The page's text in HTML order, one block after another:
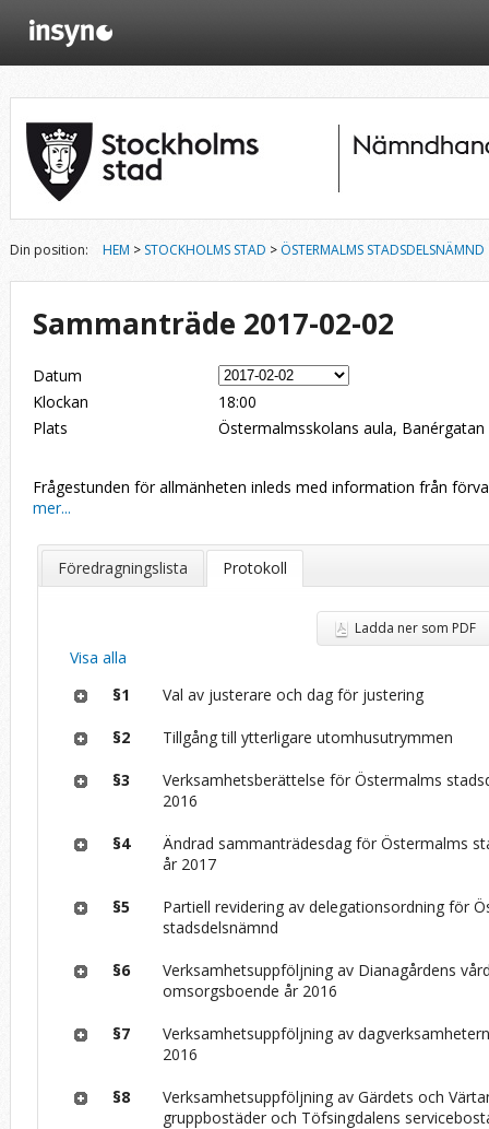
Din position: HEM > STOCKHOLMS STAD >ÖSTERMALMS STADSDELSNÄMND
Sammanträde 2017-02-02
Datum
Klockan
18:00
Plats
Östermalmsskolans aula, Banérgatan
Frågestunden för allmänheten inleds med information från
mer...
Föredragningslista Protokoll
Ladda ner som PDF
Visa alla
§1
Val av justerare och dag för justering
§2 Tillgång till ytterligare utomhusutrymmen
§3
Verksamhetsberättelse för Östermalms
2016
§4
Ändrad sammanträdesdag för Östermalms
år 2017
§5
Partiell revidering av delegationsordning för
stadsdelsnämnd
§6
Verksamhetsuppföljning av Dianagårdens
omsorgsboende år 2016
§7
Verksamhetsuppföljning av
2016
§8
Verksamhetsuppföljning av Gärdets och
gruppbostäder och Töfsingdalens